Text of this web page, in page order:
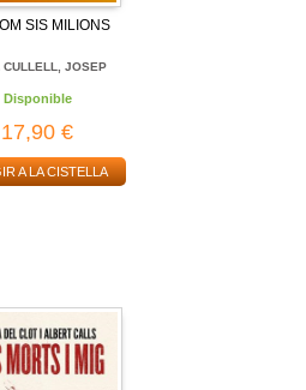
SIS MILIONS
CULLELL, JOSEP
Disponible
17,90 €
A LA CISTELLA